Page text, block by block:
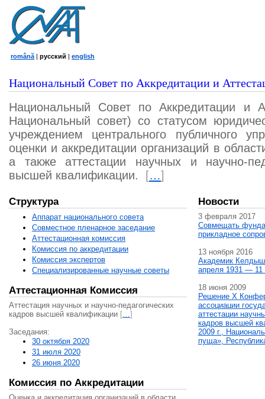
română | русский | english
Национальный Совет по Аккредитации и
Национальный Совет по Аккредитации и
Национальный совет) со статусом
учреждением центрального публичного
оценки и аккредитации организаций в
а также аттестации научных и научно-
высшей квалификации.
[…]
Структура
Аппарат национального совета
Совместное пленарное заседание
Аттестационная комисcия
Комиссия по аккредитации
Комиссия экспертов
Специализированные научные советы
Аттестационная Комиссия
Аттестация научных и научно-педагогических
кадров высшей квалификации […]
Заседания:
30 октября 2020
31 июля 2020
26 июня 2020
Комиссия по Аккредитации
Новости
3 февраля 2017
Совмещать
прикладное
13 ноября 2016
Академик
апреля 1931 — 11
18 июня 2009
Решение X
ассоциации
аттестации
кадров высшей
2009 г.,
пуща»,